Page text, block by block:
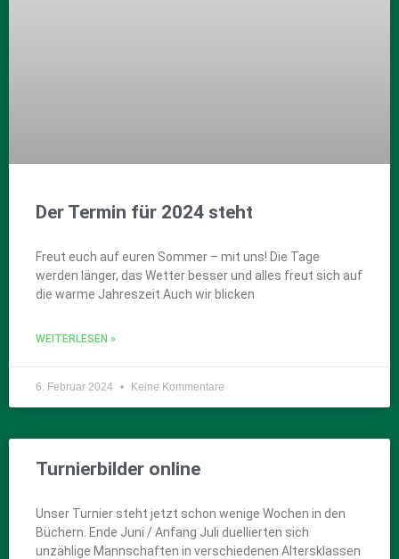
Der Termin für 2024 steht
Freut euch auf euren Sommer – mit uns! Die Tage
werden länger, das Wetter besser und alles freut sich auf
die warme Jahreszeit.Auch wir blicken
WEITERLESEN »
6. Februar 2024 Keine Kommentare
Turnierbilder online
Unser Turnier steht jetzt schon wenige Wochen in den
Büchern. Ende Juni / Anfang Juli duellierten sich
unzählige Mannschaften in verschiedenen Altersklassen